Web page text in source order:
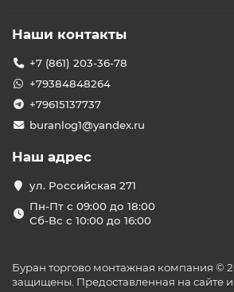
Наши контакты
+7 (861) 203-36-78
+79384848264
+79615137737
buranlog1@yandex.ru
Наш адрес
ул. Российская 271
Пн-Пт с 09:00 до 18:00
Сб-Вс с 10:00 до 16:00
Буран торгово монтажная компания ©
защищены. Предоставленная на сайте